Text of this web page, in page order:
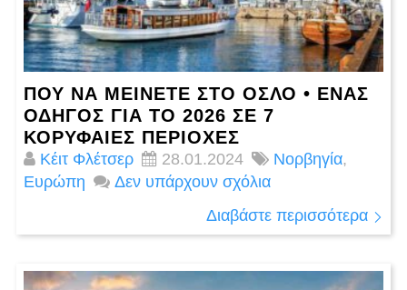
ΠΟΎ ΝΑ ΜΕΊΝΕΤΕ ΣΤΟ ΌΣΛΟ • ΈΝΑΣ
ΟΔΗΓΌΣ ΓΙΑ ΤΟ 2026 ΣΕ 7
ΚΟΡΥΦΑΊΕΣ ΠΕΡΙΟΧΈΣ
Κέιτ Φλέτσερ 28.01.2024 Νορβηγία,
Ευρώπη
Δεν υπάρχουν σχόλια
Διαβάστε περισσότερα